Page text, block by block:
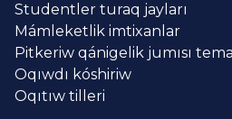
Studentler turaq jayları
Mámleketlik imtixanlar
Pitkeriw qánigelik jumısı
Oqıwdı kóshiriw
Oqıtıw tilleri